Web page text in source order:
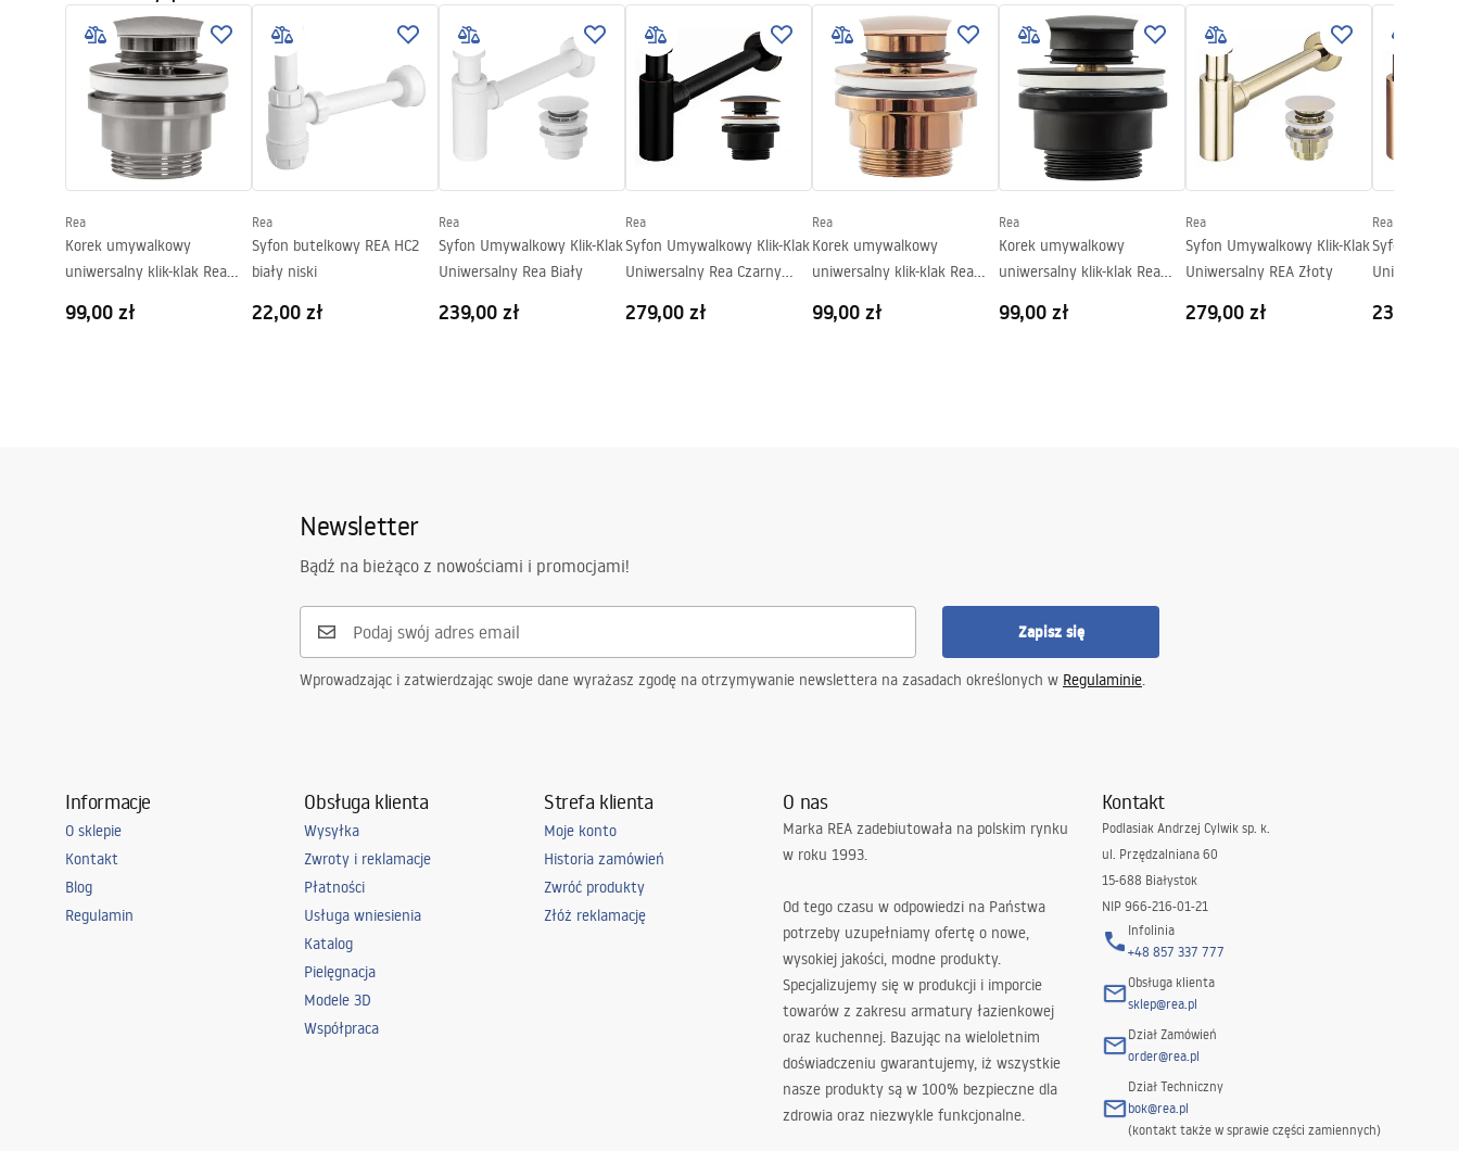
Szerokość (mm):
Wysokość (mm):
mm
Głębokość (mm):
95
Kształt:
Otwór na baterię:
Otwór przelewowy
Nie
Rea
Korek umywalkowy
uniwersalny klik-klak Rea
99,00 zł
Rea
Syfon butelkowy REA HC2
biały niski
22,00 zł
Rea
Syfon Umywalkowy Klik-Klak
Uniwersalny Rea Biały
239,00 zł
Rea
Syfon Umywalkowy Klik-Klak
Uniwersalny Rea Czarny
279,00 zł
Rea
Korek umywalkowy
uniwersalny klik-klak Rea
99,00 zł
Rea
Korek umywalkowy
uniwersalny klik-klak Rea
99,00 zł
Rea
Syfon Umywalkowy Klik-Klak
Uniwersalny REA Złoty
279,00 zł
Rea
Syfon
Uniwersalny
239,00 zł
Newsletter
Bądź na bieżąco z nowościami i promocjami!
Zapisz się
Wprowadzając i zatwierdzając swoje dane wyrażasz zgodę na otrzymywanie newslettera na zasadach określonych w Regulaminie.
Informacje
O sklepie
Kontakt
Blog
Regulamin
Obsługa klienta
Wysyłka
Zwroty i reklamacje
Płatności
Usługa wniesienia
Katalog
Pielęgnacja
Modele 3D
Współpraca
Strefa klienta
Moje konto
Historia zamówień
Zwróć produkty
Złóż reklamację
O nas
Marka REA zadebiutowała na polskim rynku
w roku 1993.
Od tego czasu w odpowiedzi na Państwa
potrzeby uzupełniamy ofertę o nowe,
wysokiej jakości, modne produkty.
Specjalizujemy się w produkcji i imporcie
towarów z zakresu armatury łazienkowej
oraz kuchennej. Bazując na wieloletnim
doświadczeniu gwarantujemy, iż wszystkie
nasze produkty są w 100% bezpieczne dla
zdrowia oraz niezwykle funkcjonalne.
Kontakt
Podlasiak Andrzej Cylwik sp. k.
ul. Przędzalniana 60
15-688 Białystok
NIP 966-216-01-21
Infolinia
+48 857 337 777
Obsługa klienta
sklep@rea.pl
Dział Zamówień
order@rea.pl
Dział Techniczny
bok@rea.pl
(kontakt także w sprawie części zamiennych)